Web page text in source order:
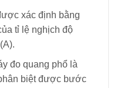
xác định bằng
tỉ lệ nghịch độ
đo quang phổ là
biệt được bước